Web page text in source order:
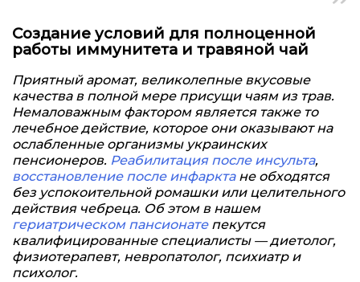
Создание условий для полноценной
работы иммунитета и травяной чай
Приятный аромат, великолепные вкусовые
качества в полной мере присущи чаям из трав.
Немаловажным фактором является также то
лечебное действие, которое они оказывают на
ослабленные организмы украинских
пенсионеров. Реабилитация после инсульта,
восстановление после инфарктане обходятся
без успокоительной ромашки или целительного
действия чебреца. Об этом в нашем
гериатрическом пансионатепекутся
квалифицированные специалисты — диетолог,
физиотерапевт, невропатолог, психиатр и
психолог.